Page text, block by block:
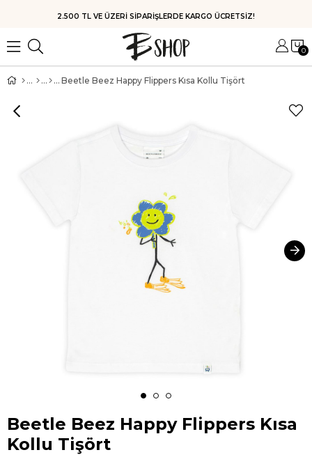
HIZLI KARGO
0
Beetle Beez Happy Flippers Kısa Kollu Tişört
Beetle Beez Happy Flippers Kısa
Kollu Tişört